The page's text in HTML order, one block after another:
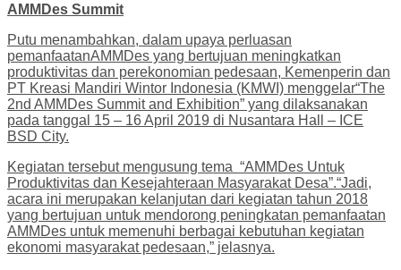
AMMDes Summit
Putu menambahkan, dalam upaya perluasan
pemanfaatanAMMDes yang bertujuan meningkatkan
produktivitas dan perekonomian pedesaan, Kemenperin dan
PT Kreasi Mandiri Wintor Indonesia (KMWI) menggelar“The
2nd AMMDes Summit and Exhibition” yang dilaksanakan
pada tanggal 15 – 16 April 2019 di Nusantara Hall – ICE
BSD City.
Kegiatan tersebut mengusung tema “AMMDes Untuk
Produktivitas dan Kesejahteraan Masyarakat Desa”.“Jadi,
acara ini merupakan kelanjutan dari kegiatan tahun 2018
yang bertujuan untuk mendorong peningkatan pemanfaatan
AMMDes untuk memenuhi berbagai kebutuhan kegiatan
ekonomi masyarakat pedesaan,” jelasnya.